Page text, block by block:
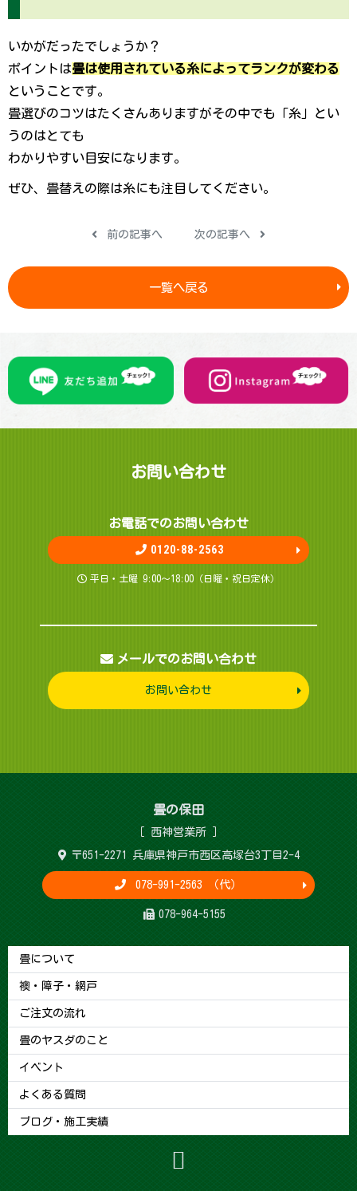
いかがだったでしょうか？
ポイントは畳は使用されている糸によってランクが変わる
ということです。
畳選びのコツはたくさんありますがその中でも「糸」とい
うのはとても
わかりやすい目安になります。
ぜひ、畳替えの際は糸にも注目してください。
前の記事へ 次の記事へ
一覧へ戻る
お問 い 合 わ せ
お電話でのお問 い 合 わ せ
0120-88-2563
平日・土曜 9:00～18:00（日曜・祝日定休）
メールでのお問い合わせ
お問い合わせ
畳 の 保 田
［ 西神営 業 所 ］
〒651-2271 兵庫県神戸市西区高塚台3丁目2-4
078-991-2563 （代）
078-964-5155
畳について
襖・障子・網戸
ご注文の流れ
畳のヤスダのこと
イベント
よくある質問
ブログ・施工実績